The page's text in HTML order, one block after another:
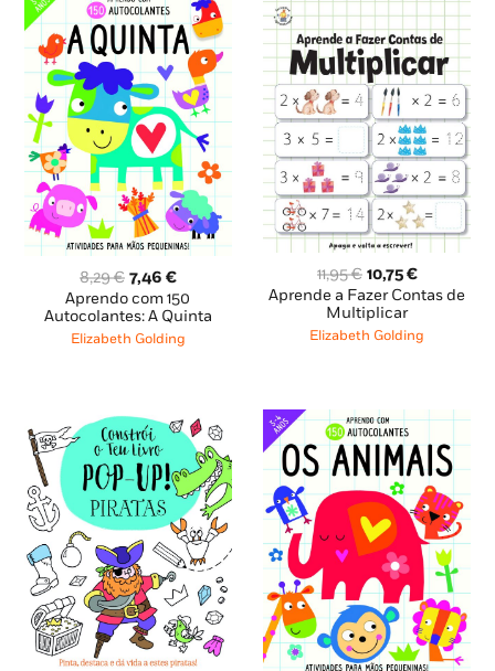
8,29€ O
preço
original
era:
7,46 €O
preço
atual
é:
Aprendo com 150
Autocolantes: A Quinta
Elizabeth Golding
11,95€ O
preço
original
era:
10,75€O
preço
é:
Aprende a Fazer Contas de
Multiplicar
Elizabeth Golding